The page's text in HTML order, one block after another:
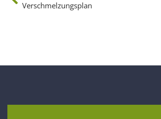
Verschmelzungsplan